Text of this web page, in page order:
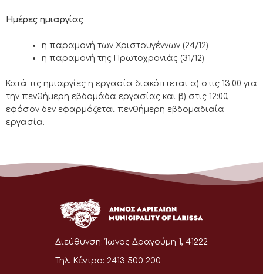
Ημέρες ημιαργίας
η παραμονή των Χριστουγέννων (24/12)
η παραμονή της Πρωτοχρονιάς (31/12)
Κατά τις ημιαργίες η εργασία διακόπτεται α) στις 13:00 για
την πενθήμερη εβδομάδα εργασίας και β) στις 12:00,
εφόσον δεν εφαρμόζεται πενθήμερη εβδομαδιαία
εργασία.
Διεύθυνση: Ίωνος Δραγούμη 1, 41222
Τηλ. Κέντρο: 2413 500 200